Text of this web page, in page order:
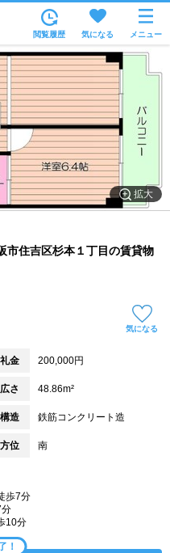
・駅から
から
相場から
通学時間から
特集から
産会社から
閲覧履歴 気になる メニュー
拡大
市住吉区杉本１丁目の賃貸物
気になる
礼金 200,000円
広さ 48.86m²
構造 鉄筋コンクリート造
方位 南
歩7分
分
10分
！